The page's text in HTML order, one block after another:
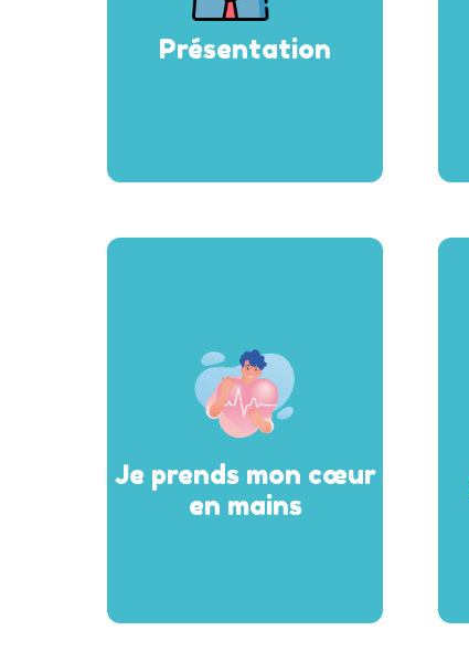
Présentation
Je prends mon cœur
en mains